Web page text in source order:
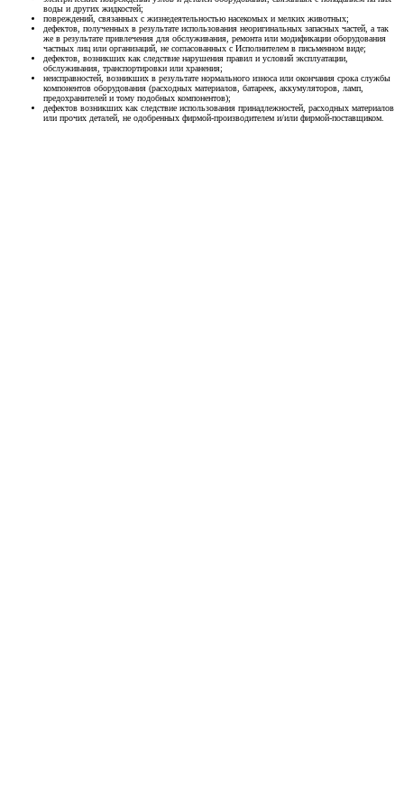
воды и других жидкостей;
повреждений, связанных с жизнедеятельностью насекомых и мелких животных;
дефектов, полученных в результате использования неоригинальных запасных частей, а так
же в результате привлечения для обслуживания, ремонта или модификации оборудования
частных лиц или организаций, не согласованных с Исполнителем в письменном виде;
дефектов, возникших как следствие нарушения правил и условий эксплуатации,
обслуживания, транспортировки или хранения;
неисправностей, возникших в результате нормального износа или окончания срока службы
компонентов оборудования (расходных материалов, батареек, аккумуляторов, ламп,
предохранителей и тому подобных компонентов);
дефектов возникших как следствие использования принадлежностей, расходных материалов
или прочих деталей, не одобренных фирмой-производителем и/или фирмой-поставщиком.